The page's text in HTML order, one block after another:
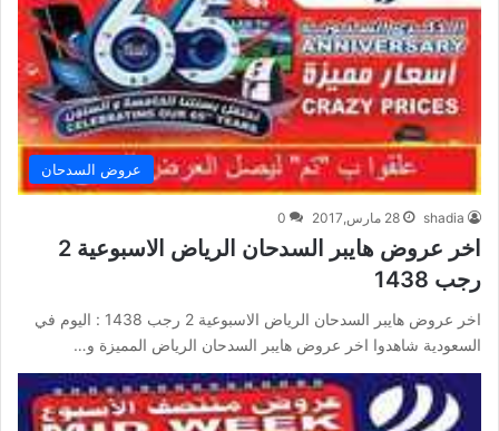
عروض السدحان
shadia 28 مارس,2017 0
اخر عروض هايبر السدحان الرياض الاسبوعية 2
رجب 1438
اخر عروض هايبر السدحان الرياض الاسبوعية 2 رجب 1438 : اليوم في
السعودية شاهدوا اخر عروض هايبر السدحان الرياض المميزة و…